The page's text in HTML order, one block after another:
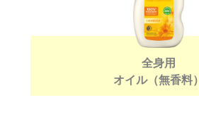
全身用
オイル（無香料）